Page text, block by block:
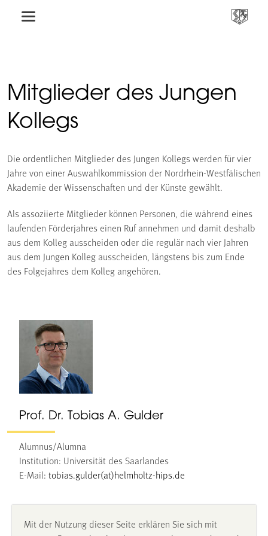
Mitglieder des Jungen
Kollegs
Die ordentlichen Mitglieder des Jungen Kollegs werden für vier
Jahre von einer Auswahlkommission der Nordrhein-Westfälischen
Akademie der Wissenschaften und der Künste gewählt.
Als assoziierte Mitglieder können Personen, die während eines
laufenden Förderjahres einen Ruf annehmen und damit deshalb
aus dem Kolleg ausscheiden oder die regulär nach vier Jahren
aus dem Jungen Kolleg ausscheiden, längstens bis zum Ende
des Folgejahres dem Kolleg angehören.
Prof. Dr. Tobias A. Gulder
Alumnus/Alumna
Institution: Universität des Saarlandes
E-Mail: tobias.gulder(at)helmholtz-hips.de
Mit der Nutzung dieser Seite erklären Sie sich mit